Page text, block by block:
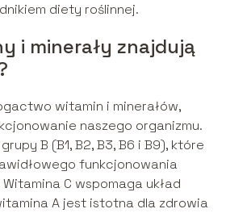
diety roślinnej.
i minerały znajdują
witamin i minerałów,
naszego organizmu.
B (B1, B2, B3, B6 i B9), które
funkcjonowania
C wspomaga układ
A jest istotna dla zdrowia